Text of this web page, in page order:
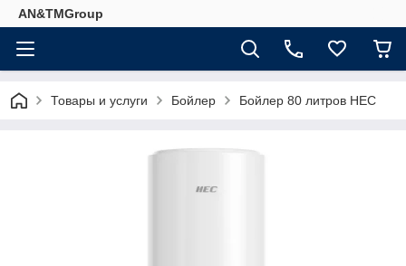
AN&TMGroup
Товары и услуги Бойлер Бойлер 80 литров HEC